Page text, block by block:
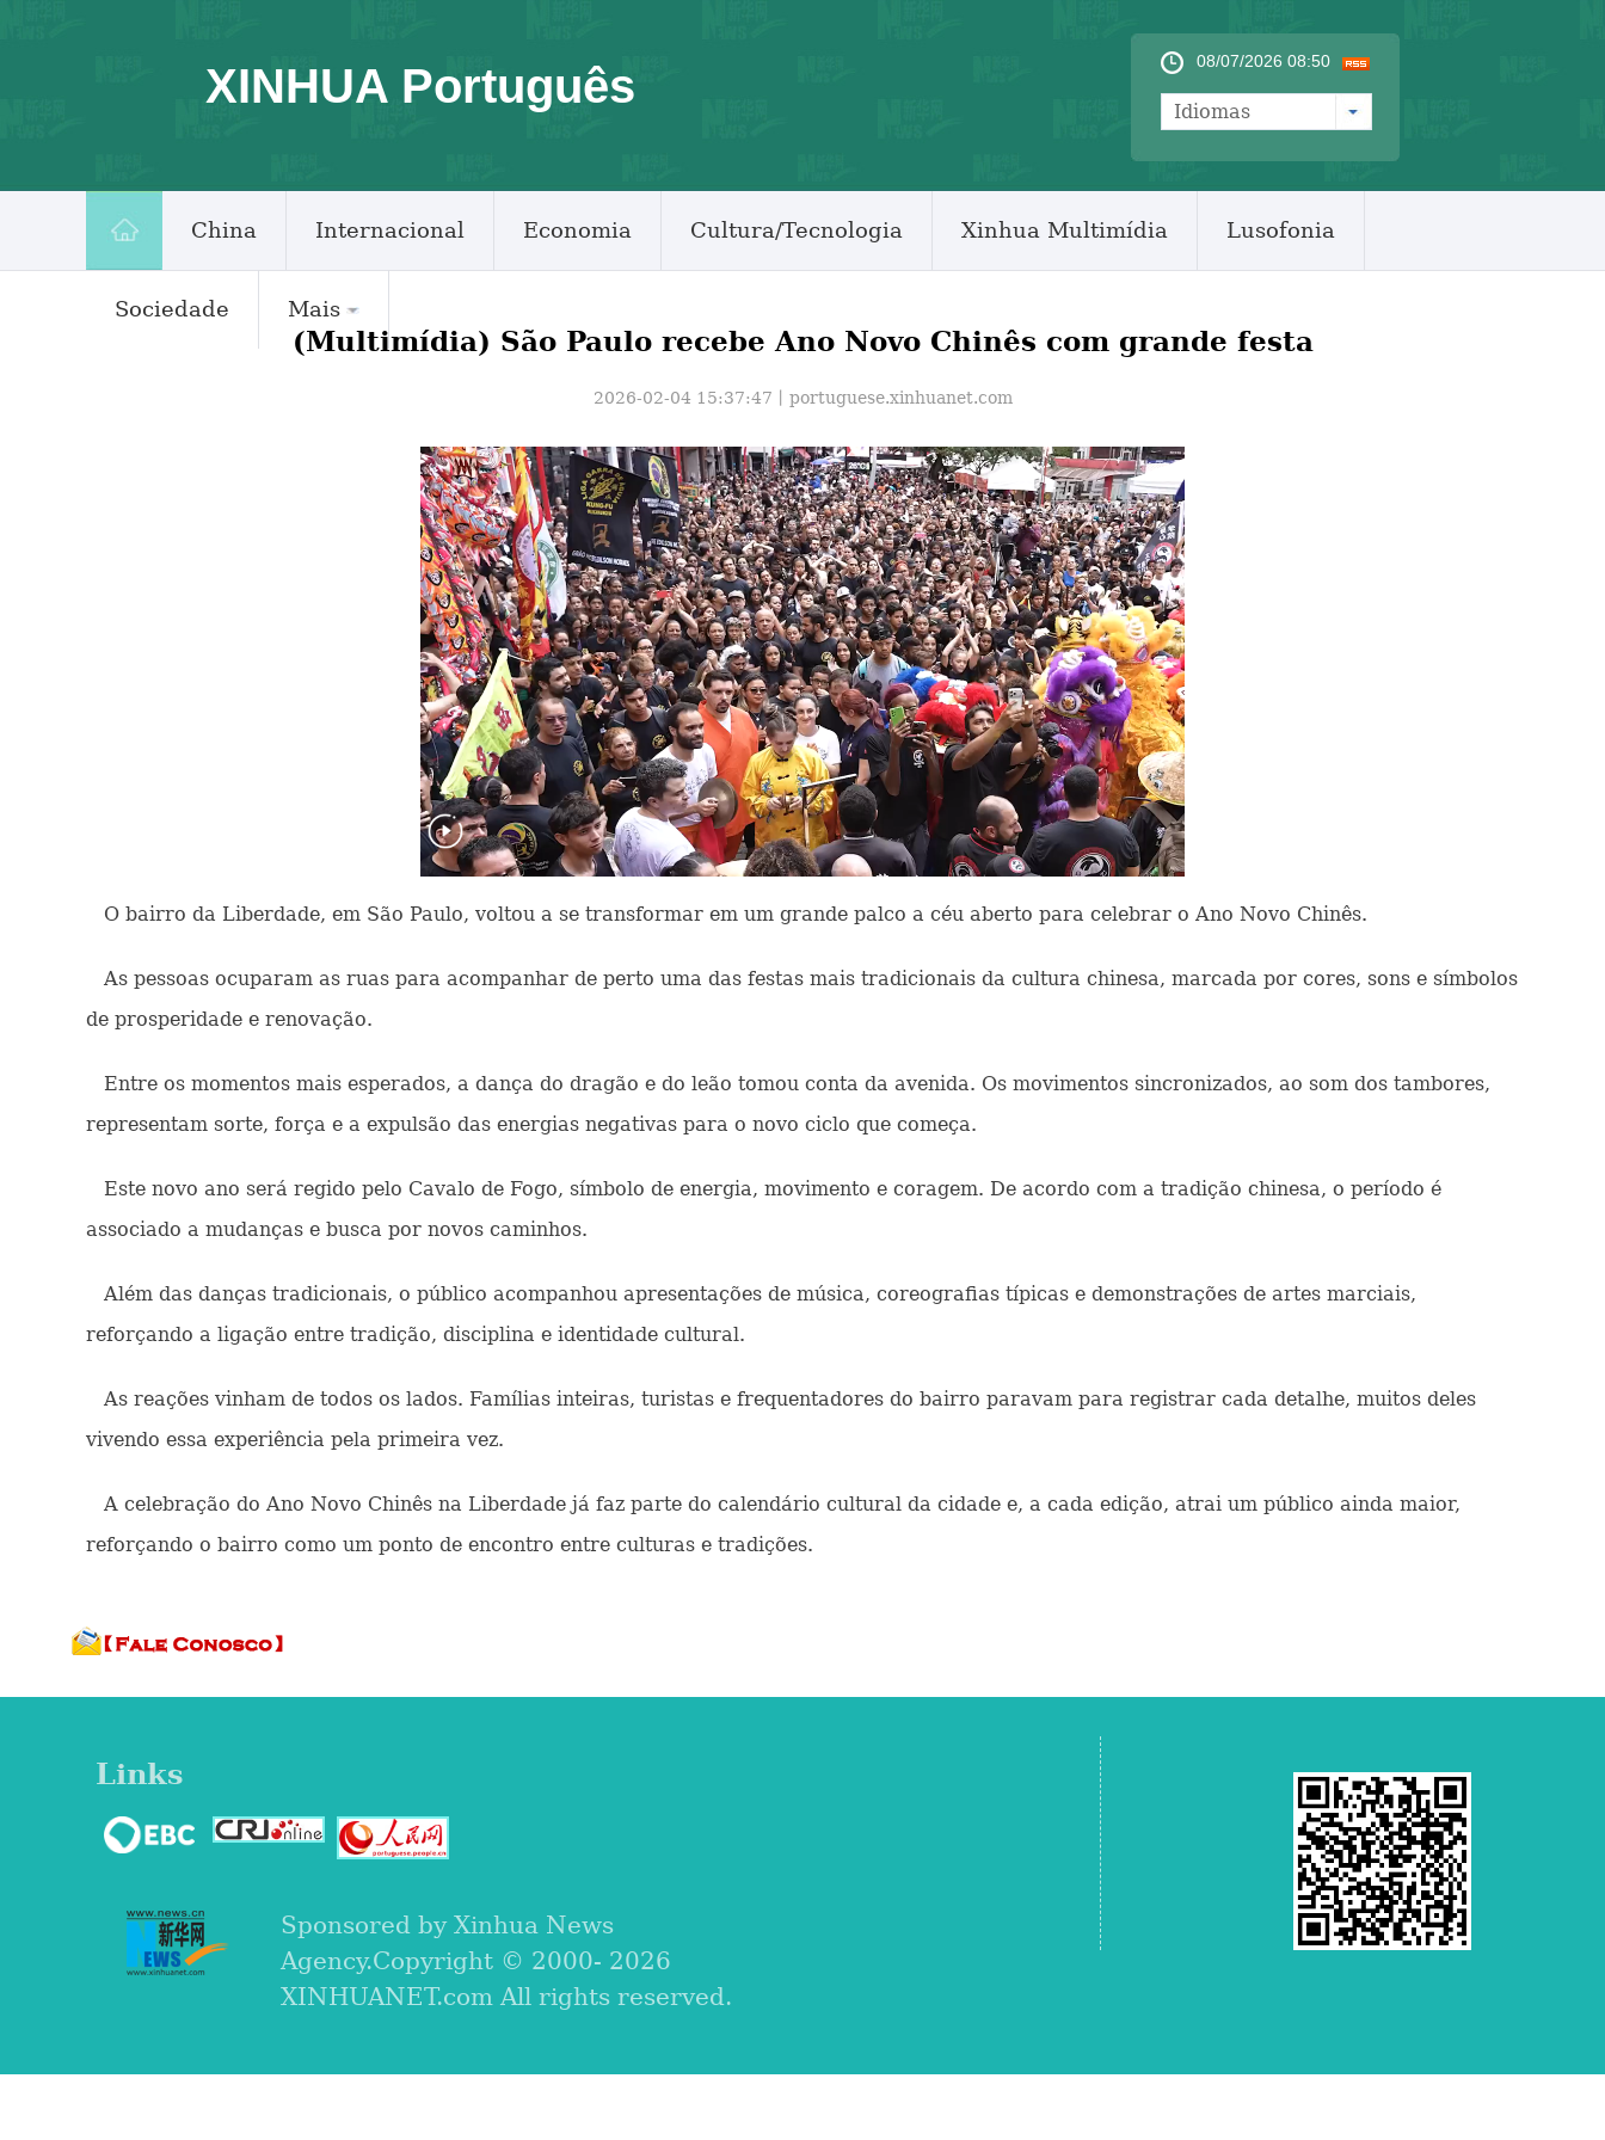
XINHUA Português 08/07/2026 08:50
Idiomas
China Internacional Economia Cultura/Tecnologia Xinhua Multimídia Lusofonia
Sociedade Mais
(Multimídia) São Paulo recebe Ano Novo Chinês com grande festa
2026-02-04 15:37:47丨 portuguese.xinhuanet.com
O bairro da Liberdade, em São Paulo, voltou a se transformar em um grande palco a céu aberto para celebrar o Ano Novo Chinês.
As pessoas ocuparam as ruas para acompanhar de perto uma das festas mais tradicionais da cultura chinesa, marcada por cores, sons e símbolos
de prosperidade e renovação.
Entre os momentos mais esperados, a dança do dragão e do leão tomou conta da avenida. Os movimentos sincronizados, ao som dos tambores,
representam sorte, força e a expulsão das energias negativas para o novo ciclo que começa.
Este novo ano será regido pelo Cavalo de Fogo, símbolo de energia, movimento e coragem. De acordo com a tradição chinesa, o período é
associado a mudanças e busca por novos caminhos.
Além das danças tradicionais, o público acompanhou apresentações de música, coreografias típicas e demonstrações de artes marciais,
reforçando a ligação entre tradição, disciplina e identidade cultural.
As reações vinham de todos os lados. Famílias inteiras, turistas e frequentadores do bairro paravam para registrar cada detalhe, muitos deles
vivendo essa experiência pela primeira vez.
A celebração do Ano Novo Chinês na Liberdade já faz parte do calendário cultural da cidade e, a cada edição, atrai um público ainda maior,
reforçando o bairro como um ponto de encontro entre culturas e tradições.
Links
Sponsored by Xinhua News
Agency.Copyright © 2000- 2026
XINHUANET.com All rights reserved.